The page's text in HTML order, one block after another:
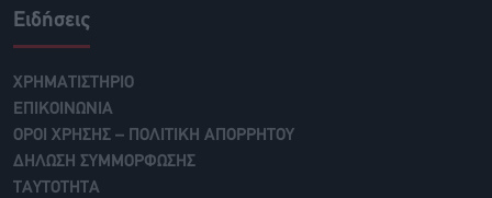
Ειδήσεις
ΧΡΗΜΑΤΙΣΤΗΡΙΟ
ΕΠΙΚΟΙΝΩΝΙΑ
ΟΡΟΙ ΧΡΗΣΗΣ – ΠΟΛΙΤΙΚΗ ΑΠΟΡΡΗΤΟΥ
ΔΗΛΩΣΗ ΣΥΜΜΟΡΦΩΣΗΣ
ΤΑΥΤΟΤΗΤΑ